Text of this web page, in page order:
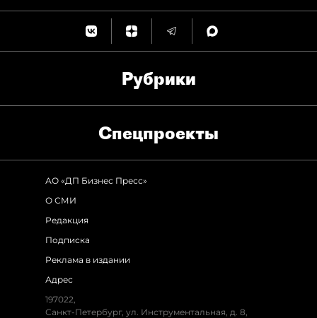
Рубрики
Спец­проекты
АО «ДП Бизнес Пресс»
О СМИ
Редакция
Подписка
Реклама в издании
Адрес
197022,
Санкт-Петербург, ул. Инструментальная, д. 8,